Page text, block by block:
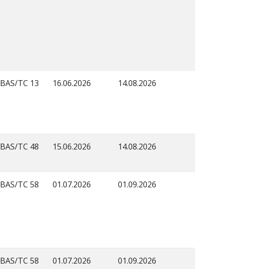
BAS/TC 13 16.06.2026 14.08.2026
BAS/TC 48 15.06.2026 14.08.2026
BAS/TC 58 01.07.2026 01.09.2026
BAS/TC 58 01.07.2026 01.09.2026